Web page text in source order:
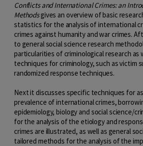
Conflicts and International Crimes: an
Methodsgives an overview of basic
statistics for the analysis of international
crimes against humanity and war crimes.
to general social science research
particularities of criminological research as
techniques for criminology, such as victim
randomized response techniques.
Next it discusses specific techniques for
prevalence of international crimes,
epidemiology, biology and social science/
for the analysis of the etiology and
crimes are illustrated, as well as general
tailored methods for the analysis of the